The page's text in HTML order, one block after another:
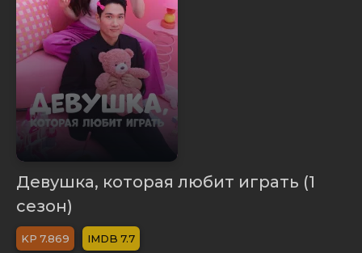
Девушка, которая любит играть (1
сезон)
7.869 7.7